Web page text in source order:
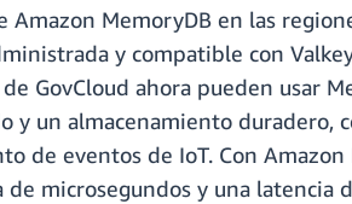
MemoryDB en las
y compatible con
GovCloud ahora pueden usar
un almacenamiento duradero,
de eventos de IoT. Con
microsegundos y una